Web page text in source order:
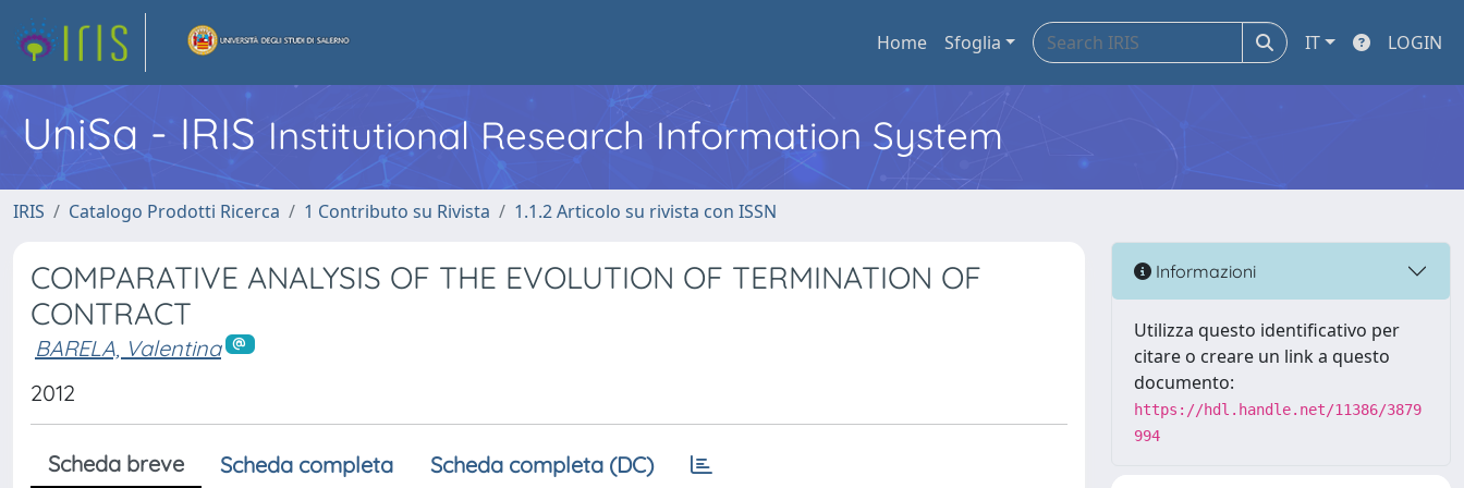
Home Sfoglia IT LOGIN
UniSa - IRIS Institutional Research Information System
IRIS Catalogo Prodotti Ricerca 1 Contributo su Rivista 1.1.2 Articolo su rivista con ISSN
COMPARATIVE ANALYSIS OF THE EVOLUTION OF TERMINATION OF
CONTRACT
BARELA, Valentina
2012
Scheda breve Scheda completa Scheda completa (DC)
Informazioni
Utilizza questo identificativo per
citare o creare un link a questo
documento:
https://hdl.handle.net/11386/3879
994